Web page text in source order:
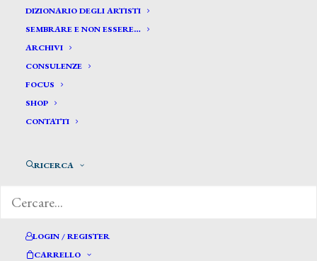
DIZIONARIO DEGLI ARTISTI
SEMBRARE E NON ESSERE…
ARCHIVI
CONSULENZE
FOCUS
SHOP
CONTATTI
RICERCA
LOGIN / REGISTER
CARRELLO
Bisi Fulvia *
BISI FULVIA